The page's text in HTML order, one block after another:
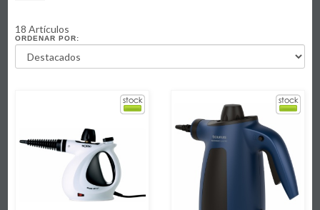
18 Artículos
ORDENAR POR: